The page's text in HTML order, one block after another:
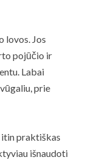
lovos. Jos
pojūčio ir
Labai
prie
itin praktiškas
išnaudoti